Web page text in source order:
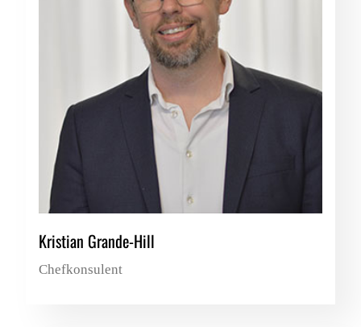
Kristian Grande-Hill
Chefkonsulent